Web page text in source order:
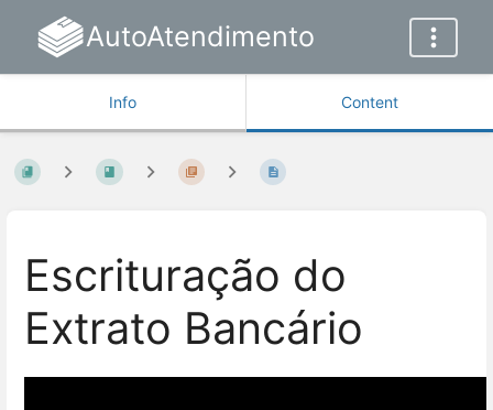
AutoAtendimento
Info Content
Escrituração do
Extrato Bancário